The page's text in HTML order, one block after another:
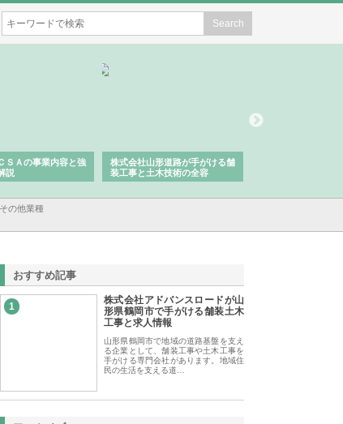
ＳＡの事業内容と強
説
株式会社山形道路が手がける舗
装工事と土木技術の全容
その他業種
おすすめ記事
1
株式会社アドバンスロードが山
形県鶴岡市で手がける舗装土木
工事と求人情報
山形県鶴岡市で地域の道路基盤を支え
る企業として、舗装工事や土木工事を
手がける専門会社があります。地域住
民の生活を支える道…